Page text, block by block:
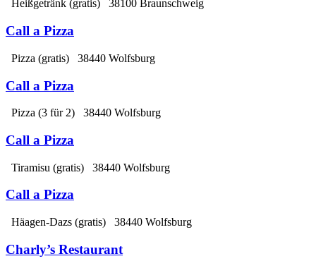
Heißgetränk (gratis) 38100 Braunschweig
Call a Pizza
Pizza (gratis) 38440 Wolfsburg
Call a Pizza
Pizza (3 für 2) 38440 Wolfsburg
Call a Pizza
Tiramisu (gratis) 38440 Wolfsburg
Call a Pizza
Häagen-Dazs (gratis) 38440 Wolfsburg
Charly’s Restaurant